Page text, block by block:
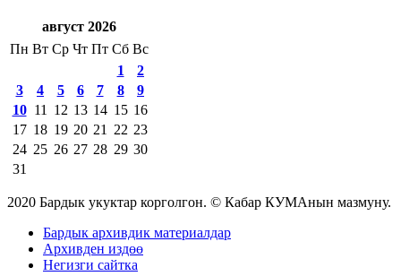
август 2026
Пн Вт Ср Чт Пт Сб Вс
1
2
3
4 5 6 7 8
9
10 11 12 13 14 15 16
17 18 19 20 21 22 23
24 25 26 27 28 29 30
31
2020 Бардык укуктар корголгон. © Кабар КУМАнын мазмуну.
Бардык архивдик материалдар
Архивден издөө
Негизги сайтка